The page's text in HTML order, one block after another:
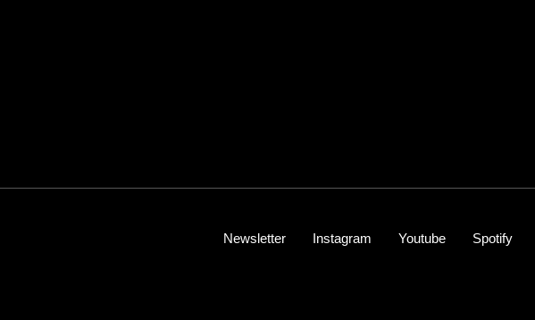
Newsletter Instagram Youtube Spotify